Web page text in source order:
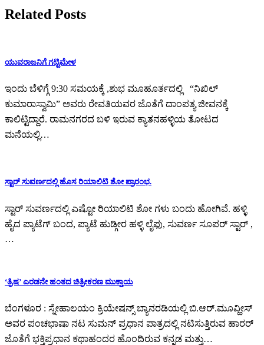
Related Posts
ಯುವರಾಜನಿಗೆ ಗಟ್ಟಿಮೇಳ
ಇಂದು ಬೆಳಿಗ್ಗೆ 9:30 ಸಮಯಕ್ಕೆ ,ಶುಭ ಮೂಹೂರ್ತದಲ್ಲಿ “ನಿಖಿಲ್
ಕುಮಾರಾಸ್ವಾಮಿ” ಅವರು ರೇವತಿಯವರ ಜೊತೆಗೆ ದಾಂಪತ್ಯ ಜೀವನಕ್ಕೆ
ಕಾಲಿಟ್ಟಿದ್ದಾರೆ. ರಾಮನಗರದ ಬಳಿ ಇರುವ ಕ್ಯಾತನಹಳ್ಳಿಯ ತೋಟದ
ಮನೆಯಲ್ಲಿ…
ಸ್ಟಾರ್ ಸುವರ್ಣದಲ್ಲಿ ಹೊಸ ರಿಯಾಲಿಟಿ ಶೋ ಪ್ರಾರಂಭ.
ಸ್ಟಾರ್ ಸುವರ್ಣದಲ್ಲಿ ಎಷ್ಟೋ ರಿಯಾಲಿಟಿ ಶೋ ಗಳು ಬಂದು ಹೋಗಿವೆ. ಹಳ್ಳಿ
ಹೈದ ಪ್ಯಾಟೆಗ್ ಬಂದ, ಪ್ಯಾಟೆ ಹುಡ್ಗೀರ ಹಳ್ಳಿ ಲೈಫು, ಸುವರ್ಣ ಸೂಪರ್ ಸ್ಟಾರ್ ,
…
‘ತ್ರಿಷ’ ಎರಡನೇ ಹಂತದ ಚಿತ್ರೀಕರಣ ಮುಕ್ತಾಯ
ಬೆಂಗಳೂರ : ಸ್ನೇಹಾಲಯಂ ಕ್ರಿಯೇಷನ್ಸ್ ಬ್ಯಾನರಡಿಯಲ್ಲಿ ಬಿ.ಆರ್.ಮೂವ್ಹೀಸ್
ಅವರ ಪಂಚಭಾಷಾ ನಟ ಸುಮನ್ ಪ್ರಧಾನ ಪಾತ್ರದಲ್ಲಿ ನಟಿಸುತ್ತಿರುವ ಹಾರರ್
ಜೊತೆಗೆ ಭಕ್ತಿಪ್ರಧಾನ ಕಥಾಹಂದರ ಹೊಂದಿರುವ ಕನ್ನಡ ಮತ್ತು…